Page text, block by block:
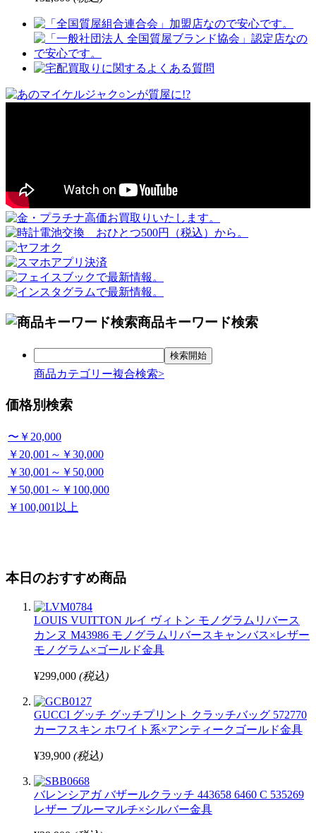
商品キーワード検索
商品カテゴリー複合検索>
価格別検索
〜￥20,000
￥20,001～￥30,000
￥30,001～￥50,000
￥50,001～￥100,000
￥100,001以上
本日のおすすめ商品
LOUIS VUITTON ルイ ヴィトン モノグラムリバース
カンヌ M43986 モノグラムリバースキャンバス×レザー
モノグラム×ゴールド金具
¥299,000 (税込)
GUCCI グッチ グッチプリント クラッチバッグ 572770
カーフスキン ホワイト系×アンティークゴールド金具
¥39,900 (税込)
バレンシアガ バザールクラッチ 443658 6460 C 535269
レザー ブルーマルチ×シルバー金具